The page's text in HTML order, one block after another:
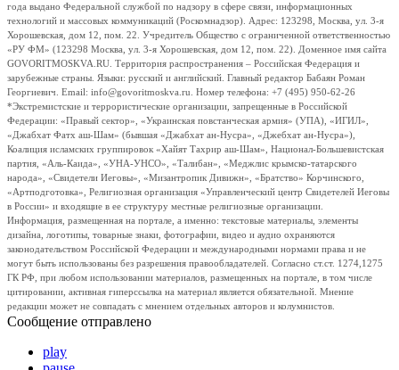
года выдано Федеральной службой по надзору в сфере связи, информационных
технологий и массовых коммуникаций (Роскомнадзор). Адрес: 123298, Москва, ул. 3-я
Хорошевская, дом 12, пом. 22. Учредитель Общество с ограниченной ответственностью
«РУ ФМ» (123298 Москва, ул. 3-я Хорошевская, дом 12, пом. 22). Доменное имя сайта
GOVORITMOSKVA.RU. Территория распространения – Российская Федерация и
зарубежные страны. Языки: русский и английский. Главный редактор Бабаян Роман
Георгиевич. Email: info@govoritmoskva.ru. Номер телефона: +7 (495) 950-62-26
*Экстремистские и террористические организации, запрещенные в Российской
Федерации: «Правый сектор», «Украинская повстанческая армия» (УПА), «ИГИЛ»,
«Джабхат Фатх аш-Шам» (бывшая «Джабхат ан-Нусра», «Джебхат ан-Нусра»),
Коалиция исламских группировок «Хайят Тахрир аш-Шам», Национал-Большевистская
партия, «Аль-Каида», «УНА-УНСО», «Талибан», «Меджлис крымско-татарского
народа», «Свидетели Иеговы», «Мизантропик Дивижн», «Братство» Корчинского,
«Артподготовка», Религиозная организация «Управленческий центр Свидетелей Иеговы
в России» и входящие в ее структуру местные религиозные организации.
Информация, размещенная на портале, а именно: текстовые материалы, элементы
дизайна, логотипы, товарные знаки, фотографии, видео и аудио охраняются
законодательством Российской Федерации и международными нормами права и не
могут быть использованы без разрешения правообладателей. Согласно ст.ст. 1274,1275
ГК РФ, при любом использовании материалов, размещенных на портале, в том числе
цитировании, активная гиперссылка на материал является обязательной. Мнение
редакции может не совпадать с мнением отдельных авторов и колумнистов.
Сообщение отправлено
play